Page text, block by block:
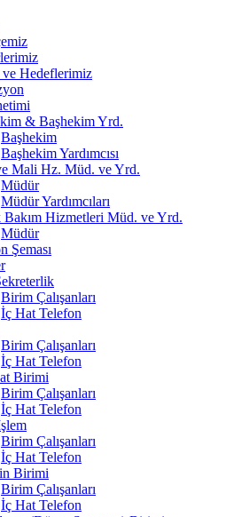
Hedeflerimiz
& Başhekim Yrd.
Başhekim
Başhekim Yardımcısı
Mali Hz. Müd. ve Yrd.
Müdür
Müdür Yardımcıları
Bakım Hizmetleri Müd. ve Yrd.
Müdür
Şeması
Birim Çalışanları
İç Hat Telefon
Birim Çalışanları
İç Hat Telefon
Birimi
Birim Çalışanları
İç Hat Telefon
Birim Çalışanları
İç Hat Telefon
Birimi
Birim Çalışanları
İç Hat Telefon